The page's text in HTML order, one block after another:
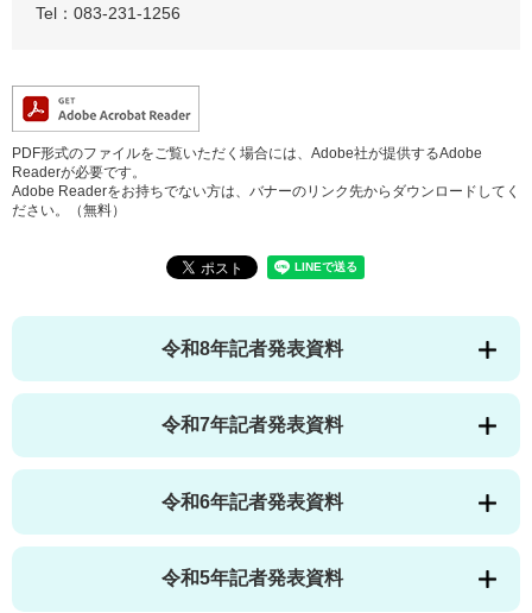
Tel：083-231-1256
PDF形式のファイルをご覧いただく場合には、Adobe社が提供するAdobe
Readerが必要です。
Adobe Readerをお持ちでない方は、バナーのリンク先からダウンロードしてく
ださい。（無料）
令和8年記者発表資料
令和7年記者発表資料
令和6年記者発表資料
令和5年記者発表資料